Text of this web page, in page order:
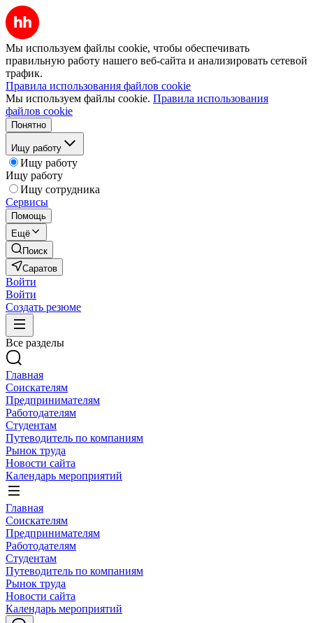
Мы используем файлы cookie, чтобы обеспечивать
правильную работу нашего веб-сайта и анализировать сетевой
трафик.
Правила использования файлов cookie
Мы используем файлы cookie. Правила использования
файлов cookie
Понятно
Ищу работу
Ищу работу
Ищу работу
Ищу сотрудника
Сервисы
Помощь
Ещё
Поиск
Саратов
Войти
Войти
Создать резюме
Все разделы
Главная
Соискателям
Предпринимателям
Работодателям
Студентам
Путеводитель по компаниям
Рынок труда
Новости сайта
Календарь мероприятий
Главная
Соискателям
Предпринимателям
Работодателям
Студентам
Путеводитель по компаниям
Рынок труда
Новости сайта
Календарь мероприятий